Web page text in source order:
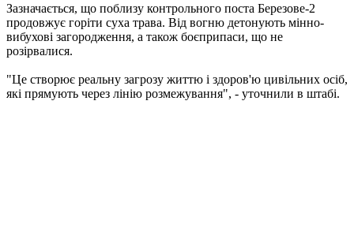
Зазначається, що поблизу контрольного поста Березове-2
продовжує горіти суха трава. Від вогню детонують мінно-
вибухові загородження, а також боєприпаси, що не
розірвалися.
"Це створює реальну загрозу життю і здоров'ю цивільних осіб,
які прямують через лінію розмежування", - уточнили в штабі.